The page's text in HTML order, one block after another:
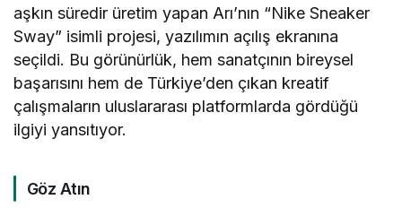
aşkın süredir üretim yapan Arı’nın “Nike Sneaker
Sway” isimli projesi, yazılımın açılış ekranına
seçildi. Bu görünürlük, hem sanatçının bireysel
başarısını hem de Türkiye’den çıkan kreatif
çalışmaların uluslararası platformlarda gördüğü
ilgiyi yansıtıyor.
Göz Atın